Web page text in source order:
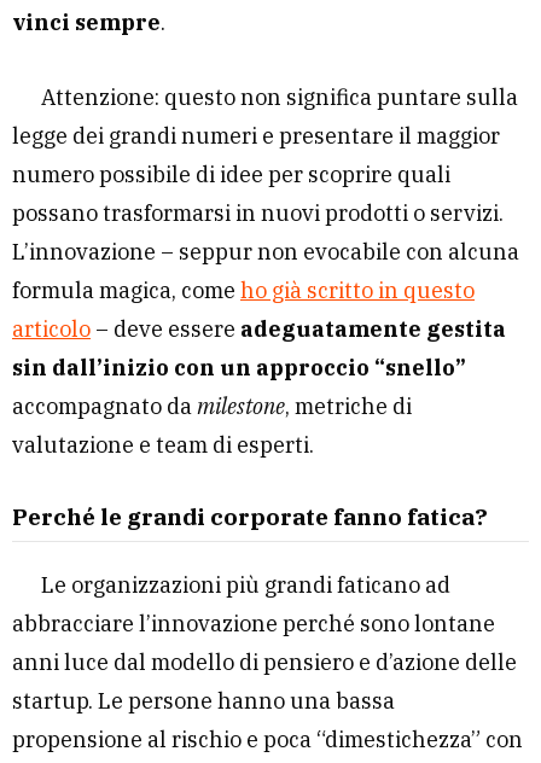
vinci sempre.
Attenzione: questo non significa puntare sulla
legge dei grandi numeri e presentare il maggior
numero possibile di idee per scoprire quali
possano trasformarsi in nuovi prodotti o servizi.
L’innovazione – seppur non evocabile con alcuna
formula magica, come ho già scritto in questo
articolo – deve essere adeguatamente gestita
sin dall’inizio con un approccio “snello”
accompagnato damilestone, metriche di
valutazione e team di esperti.
Perché le grandi corporate fanno fatica?
Le organizzazioni più grandi faticano ad
abbracciare l’innovazione perché sono lontane
anni luce dal modello di pensiero e d’azione delle
startup. Le persone hanno una bassa
propensione al rischio e poca “dimestichezza” con